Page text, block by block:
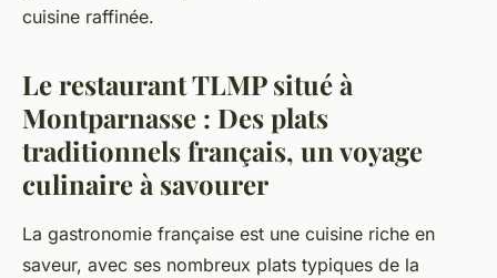
cuisine raffinée.
Le restaurant TLMP situé à
Montparnasse : Des plats
traditionnels français, un voyage
culinaire à savourer
La gastronomie française est une cuisine riche en
saveur, avec ses nombreux plats typiques de la